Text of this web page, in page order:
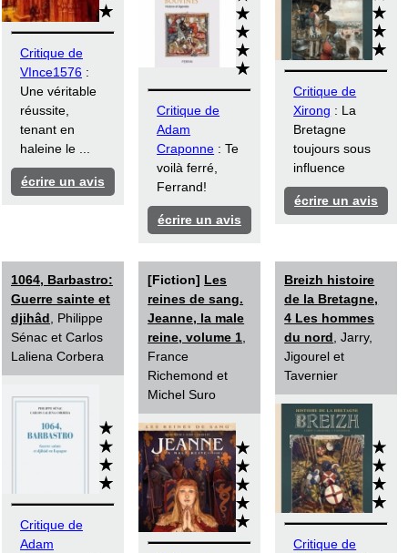
Critique de
VInce1576 :
Une véritable
réussite,
tenant en
haleine le ...
écrire un avis
Critique de
Adam
Craponne : Te
voilà ferré,
Ferrand!
écrire un avis
Critique de
Xirong : La
Bretagne
toujours sous
influence
écrire un avis
1064, Barbastro:
Guerre sainte et
djihâd , Philippe
Sénac et Carlos
Laliena Corbera
Critique de
Adam
[Fiction] Les
reines de sang.
Jeanne, la male
reine, volume 1
France
Richemond et
Michel Suro
Breizh histoire
de la Bretagne,
4 Les hommes
du nord , Jarry,
Jigourel et
Tavernier
Critique de